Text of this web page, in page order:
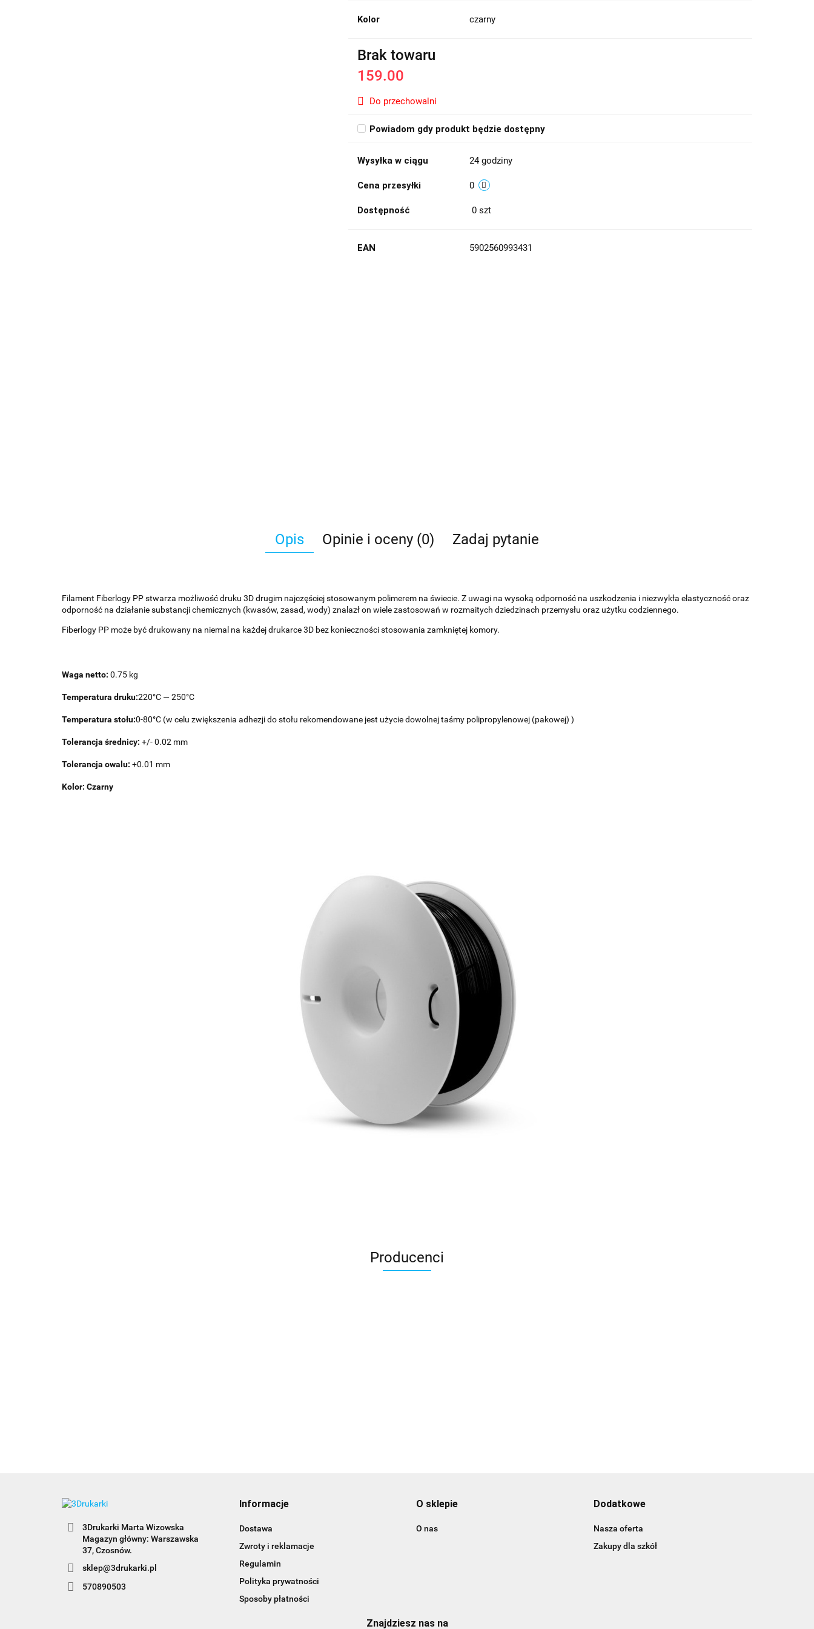
Kolor czarny
Brak towaru
159.00
Do przechowalni
Powiadom gdy produkt będzie dostępny
Wysyłka w ciągu 24 godziny
Cena przesyłki 0
Dostępność 0 szt
EAN 5902560993431
Opis Opinie i oceny (0) Zadaj pytanie
Filament Fiberlogy PP stwarza możliwość druku 3D drugim najczęściej stosowanym polimerem na świecie. Z uwagi na wysoką odporność na uszkodzenia i niezwykła elastyczność oraz
odporność na działanie substancji chemicznych (kwasów, zasad, wody) znalazł on wiele zastosowań w rozmaitych dziedzinach przemysłu oraz użytku codziennego.
Fiberlogy PP może być drukowany na niemal na każdej drukarce 3D bez konieczności stosowania zamkniętej komory.
Waga netto: 0.75 kg
Temperatura druku:220°C — 250°C
Temperatura stołu:0-80°C (w celu zwiększenia adhezji do stołu rekomendowane jest użycie dowolnej taśmy polipropylenowej (pakowej) )
Tolerancja średnicy: +/- 0.02 mm
Tolerancja owalu: +0.01 mm
Kolor: Czarny
Producenci
3Drukarki Marta Wizowska
Magazyn główny: Warszawska
sklep@3drukarki.pl
570890503
Informacje
Dostawa
Zwroty i reklamacje
Regulamin
Polityka prywatności
Sposoby płatności
O sklepie
O nas
Dodatkowe
Nasza oferta
Zakupy dla szkół
Znajdziesz nas na